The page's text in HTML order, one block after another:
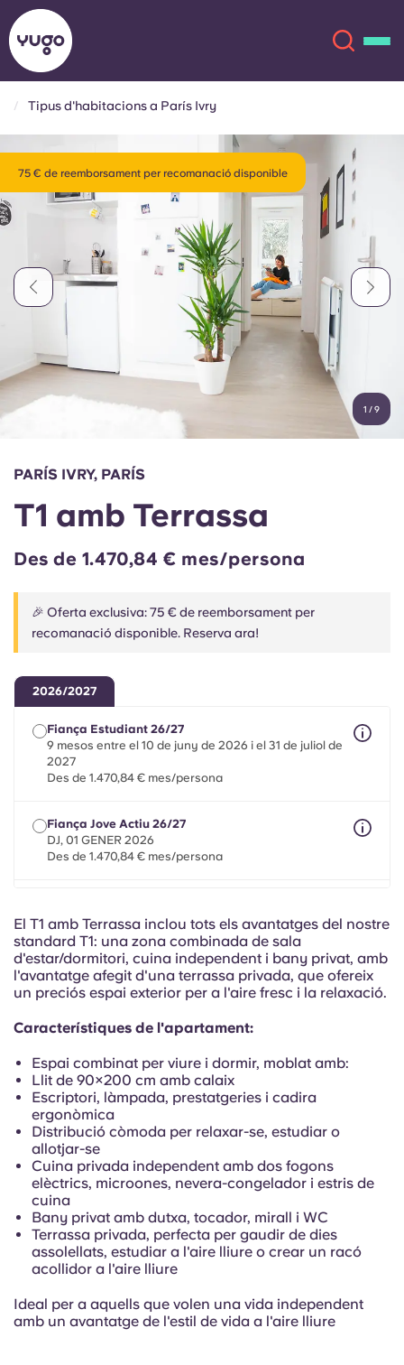
Ubicacions
Compte Llengua
English (GB)
Chinese
Español
Català
Portuguese
Selecciona un país
English (US)
Chinese Español
Deutsch
French
Portuguese
Tipus d'habitacions a París Ivry
75 € de reemborsament per recomanació disponible
1 /9
PARÍS IVRY, PARÍS
T1 amb Terrassa
Des de 1.470,84 € mes/persona
🎉 Oferta exclusiva: 75 € de reemborsament per
recomanació disponible. Reserva ara!
2026/2027
Fiança Estudiant 26/27
9 mesos entre el 10 de juny de 2026 i el 31 de juliol de
2027
Des de 1.470,84 € mes/persona
Fiança Jove Actiu 26/27
DJ, 01 GENER 2026
Des de 1.470,84 € mes/persona
màxim 8 mesos entre l'1 de maig de 2026 i el 31 de juliol
de 2027
Des de 1.470,84 € mes/persona
El T1 amb Terrassa inclou tots els avantatges del nostre
standard T1: una zona combinada de sala
d'estar/dormitori, cuina independent i bany privat, amb
l'avantatge afegit d'una terrassa privada, que ofereix
un preciós espai exterior per a l'aire fresc i la relaxació.
Característiques de l'apartament:
Espai combinat per viure i dormir, moblat amb:
Llit de 90×200 cm amb calaix
Escriptori, làmpada, prestatgeries i cadira
ergonòmica
Distribució còmoda per relaxar-se, estudiar o
allotjar-se
Cuina privada independent amb dos fogons
elèctrics, microones, nevera-congelador i estris de
cuina
Bany privat amb dutxa, tocador, mirall i WC
Terrassa privada, perfecta per gaudir de dies
assolellats, estudiar a l'aire lliure o crear un racó
acollidor a l'aire lliure
Ideal per a aquells que volen una vida independent
amb un avantatge de l'estil de vida a l'aire lliure